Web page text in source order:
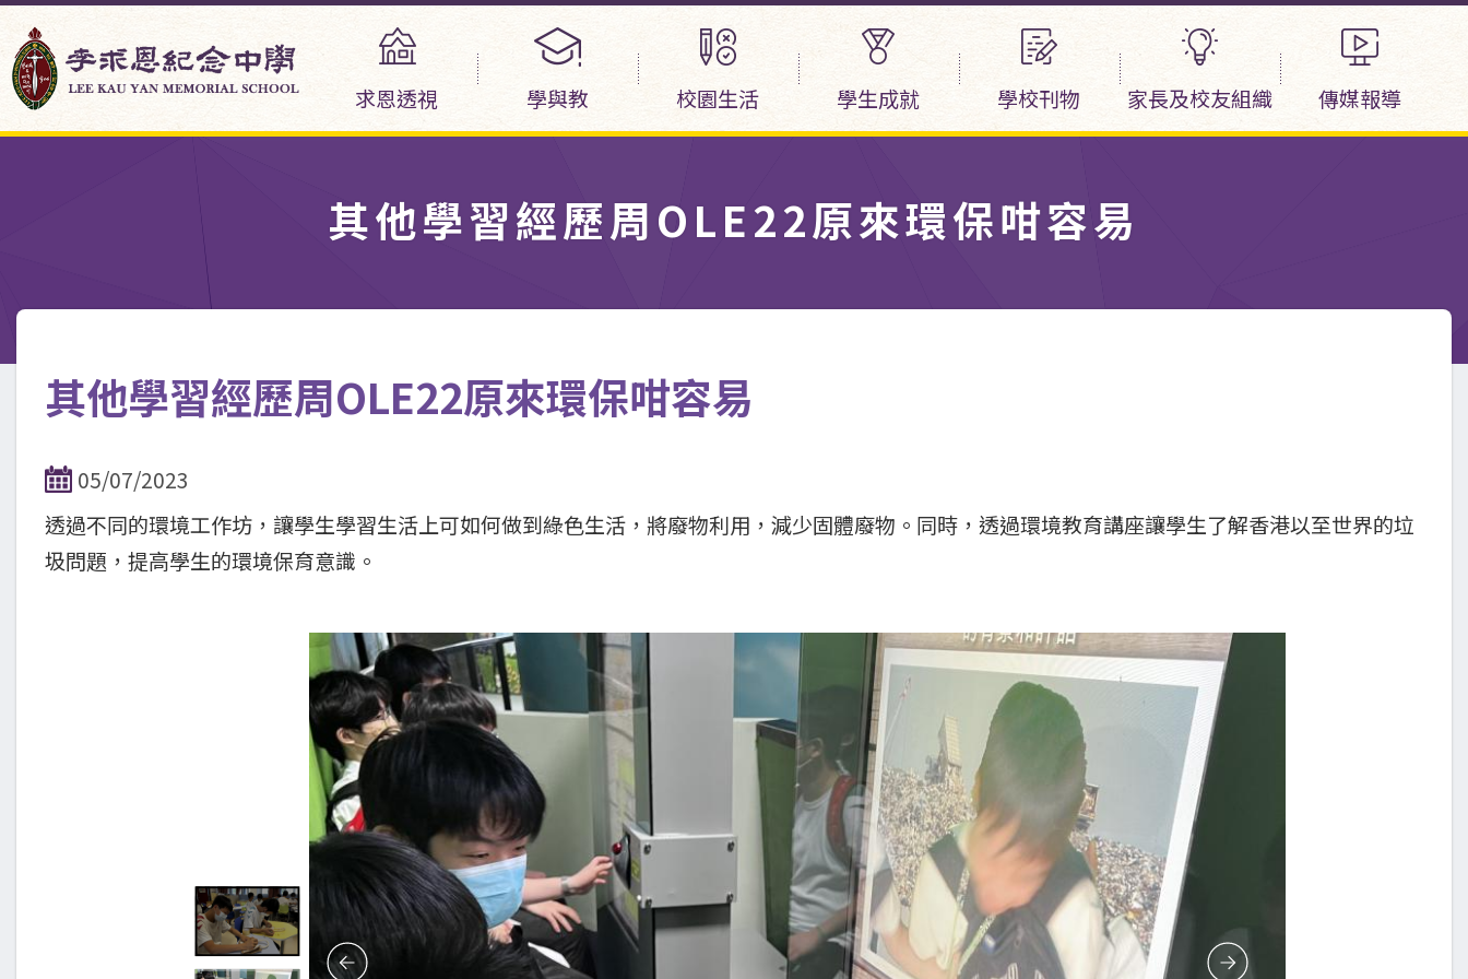
求恩透視 學與教 校園生活 學生成就 學校刊物 家長及校友組織 傳媒報導
其他學習經歷周OLE22原來環保咁容易
其他學習經歷周OLE22原來環保咁容易
05/07/2023
透過不同的環境工作坊，讓學生學習生活上可如何做到綠色生活，將廢物利用，減少固體廢物。同時，透過環境教育講座讓學生了解香港以至世界的垃
圾問題，提高學生的環境保育意識。